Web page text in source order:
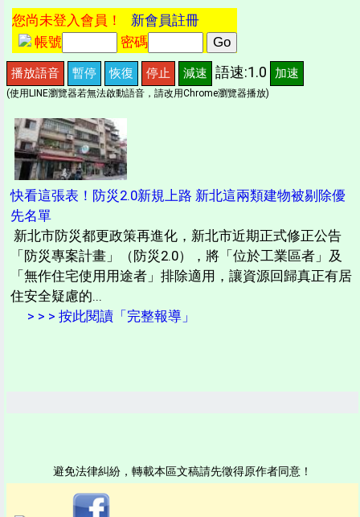
您尚未登入會員！ 新會員註冊
帳號
密碼
播放語音 暫停 恢復 停止 減速 語速:1.0 加速
(使用LINE瀏覽器若無法啟動語音，請改用Chrome瀏覽器播放)
快看這張表！防災2.0新規上路 新北這兩類建物被剔除優
先名單
新北市防災都更政策再進化，新北市近期正式修正公告
「防災專案計畫」（防災2.0），將「位於工業區者」及
「無作住宅使用用途者」排除適用，讓資源回歸真正有居
住安全疑慮的...
> > > 按此閱讀「完整報導」
避免法律糾紛，轉載本區文稿請先徵得原作者同意！